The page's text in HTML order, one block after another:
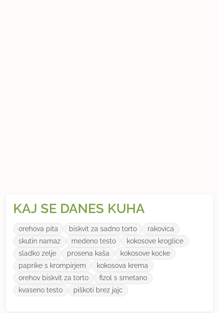
KAJ SE DANES KUHA
orehova pita biskvit za sadno torto
rakovica
skutin namaz
medeno testo
kokosove kroglice
sladko zelje
prosena kaša
kokosove kocke
paprike s krompirjem
kokosova krema
orehov biskvit za torto
fizol s smetano
kvaseno testo
piškoti brez jajc